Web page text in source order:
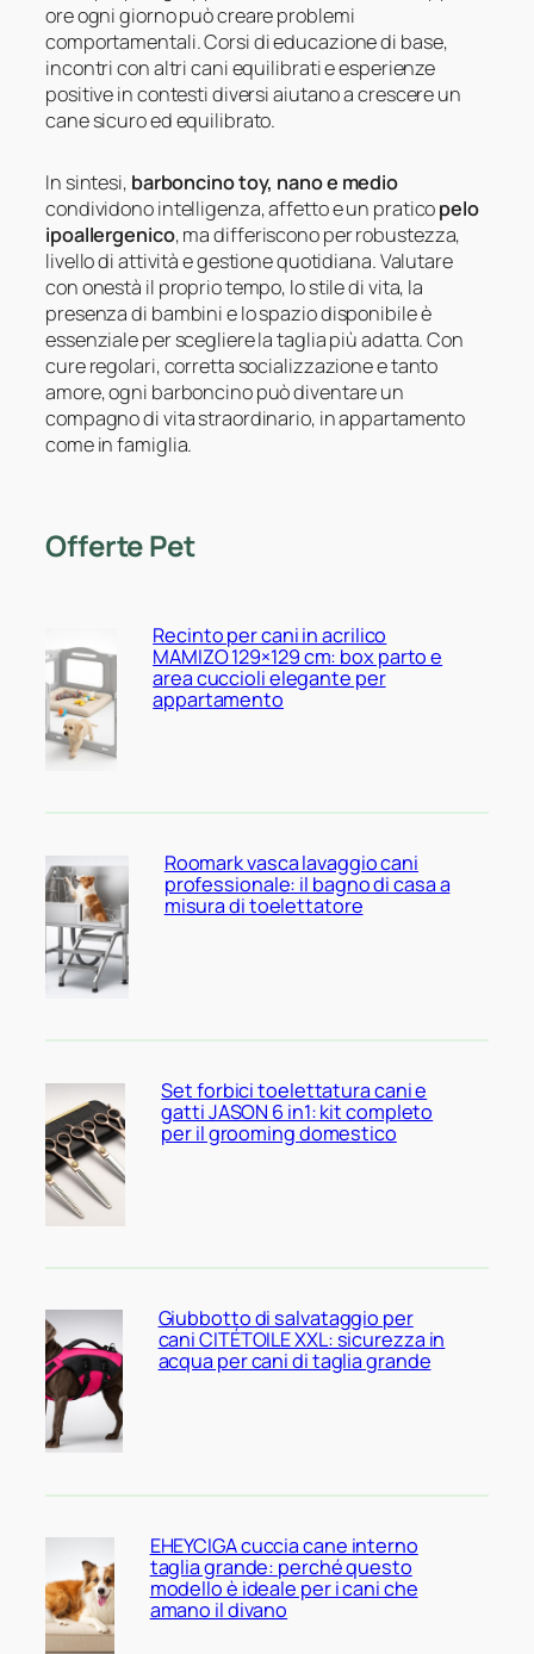
ore ogni giorno può creare problemi
comportamentali. Corsi di educazione di base,
incontri con altri cani equilibrati e esperienze
positive in contesti diversi aiutano a crescere un
cane sicuro ed equilibrato.
In sintesi, barboncino toy, nano e medio
condividono intelligenza, affetto e un praticopelo
ipoallergenico, ma differiscono per robustezza,
livello di attività e gestione quotidiana. Valutare
con onestà il proprio tempo, lo stile di vita, la
presenza di bambini e lo spazio disponibile è
essenziale per scegliere la taglia più adatta. Con
cure regolari, corretta socializzazione e tanto
amore, ogni barboncino può diventare un
compagno di vita straordinario, in appartamento
come in famiglia.
Offerte Pet
Recinto per cani in acrilico
MAMIZO 129×129 cm: box parto e
area cuccioli elegante per
appartamento
Roomark vasca lavaggio cani
professionale: il bagno di casa a
misura di toelettatore
Set forbici toelettatura cani e
gatti JASON 6 in1: kit completo
per il grooming domestico
Giubbotto di salvataggio per
cani CITÉTOILE XXL: sicurezza in
acqua per cani di taglia grande
EHEYCIGA cuccia cane interno
taglia grande: perché questo
modello è ideale per i cani che
amano il divano